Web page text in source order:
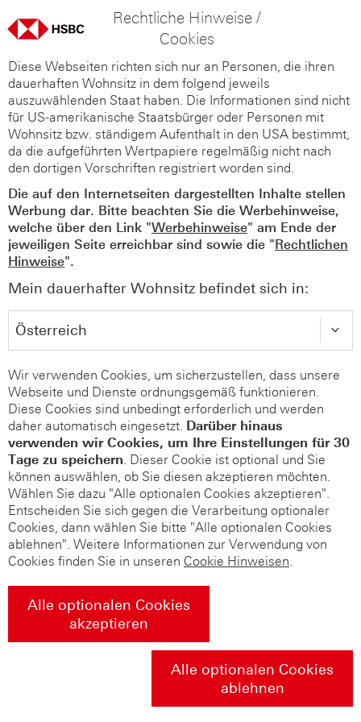
Rechtliche Hinweise /
Cookies
Diese Webseiten richten sich nur an Personen, die ihren
dauerhaften Wohnsitz in dem folgend jeweils
auszuwählenden Staat haben. Die Informationen sind nicht
für US-amerikanische Staatsbürger oder Personen mit
Wohnsitz bzw. ständigem Aufenthalt in den USA bestimmt,
da die aufgeführten Wertpapiere regelmäßig nicht nach
den dortigen Vorschriften registriert worden sind.
Die auf den Internetseiten dargestellten Inhalte stellen
Werbung dar. Bitte beachten Sie die Werbehinweise,
welche über den Link "Werbehinweise" am Ende der
jeweiligen Seite erreichbar sind sowie die "Rechtlichen
Hinweise".
Mein dauerhafter Wohnsitz befindet sich in:
Wir verwenden Cookies, um sicherzustellen, dass unsere
Webseite und Dienste ordnungsgemäß funktionieren.
Diese Cookies sind unbedingt erforderlich und werden
daher automatisch eingesetzt. Darüber hinaus
verwenden wir Cookies, um Ihre Einstellungen für 30
Tage zu speichern. Dieser Cookie ist optional und Sie
können auswählen, ob Sie diesen akzeptieren möchten.
Wählen Sie dazu "Alle optionalen Cookies akzeptieren".
Entscheiden Sie sich gegen die Verarbeitung optionaler
Cookies, dann wählen Sie bitte "Alle optionalen Cookies
ablehnen". Weitere Informationen zur Verwendung von
Cookies finden Sie in unseren Cookie Hinweisen.
Alle optionalen Cookies
akzeptieren
Alle optionalen Cookies
ablehnen